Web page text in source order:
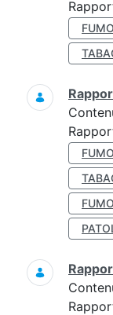
FUMO
FUMO